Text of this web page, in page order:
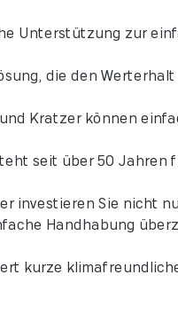
Unterstützung zur
die den
Kratzer können
seit über 50 Jahren
investieren Sie nicht
Handhabung
kurze